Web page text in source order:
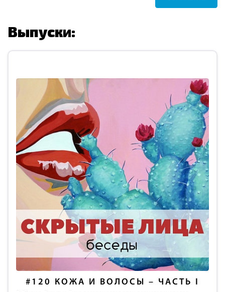
Выпуски:
#120 КОЖА И ВОЛОСЫ – ЧАСТЬ I